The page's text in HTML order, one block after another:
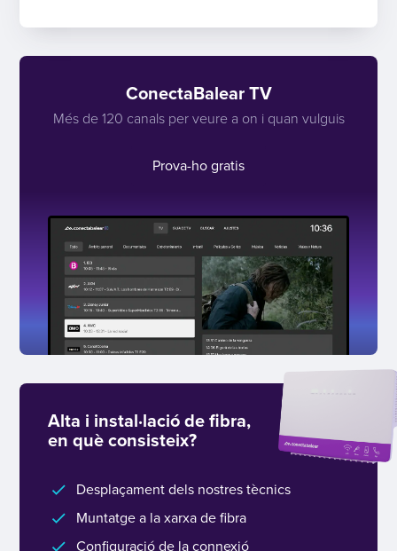
ConectaBalear TV
Més de 120 canals per veure a on i quan vulguis
Prova-ho gratis
Alta i instal·lació de fibra,
en què consisteix?
Desplaçament dels nostres tècnics
Muntatge a la xarxa de fibra
Configuració de la connexió